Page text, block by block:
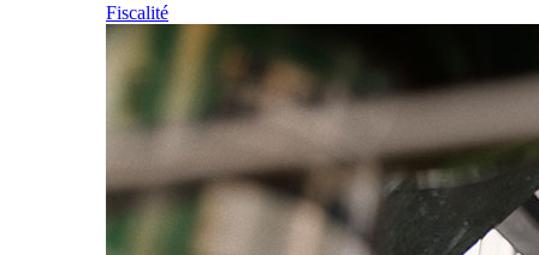
Fiscalité